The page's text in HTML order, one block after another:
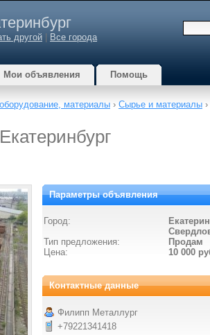
другой Все города
Мои объявления Помощь
материалы › Сырье и материалы ›
Параметры объявления
Город:
Тип предложения:
Продам
Цена:
10 000
Контактные данные
Филипп Металлург
+79221341418